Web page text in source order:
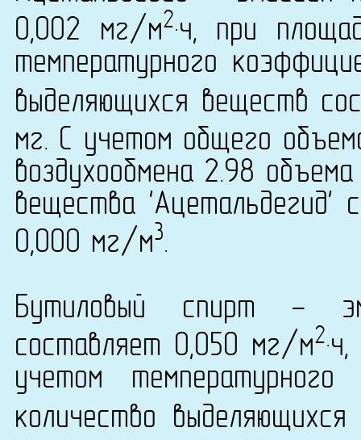
0,002 мг/м2·ч, при
температурного
выделяющихся веществ
мг. С учетом общего
воздухообмена 2.98
вещества
0,000 мг/м3.
Бутиловый спирт -
составляет 0,050 мг/м2
учетом
количество